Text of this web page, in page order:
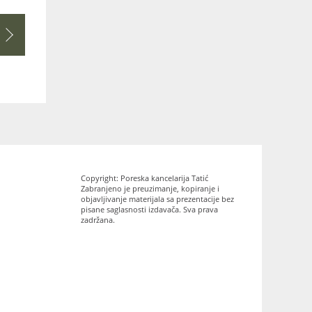
Copyright: Poreska kancelarija Tatić
Zabranjeno je preuzimanje, kopiranje i
objavljivanje materijala sa prezentacije bez
pisane saglasnosti izdavača. Sva prava
zadržana.